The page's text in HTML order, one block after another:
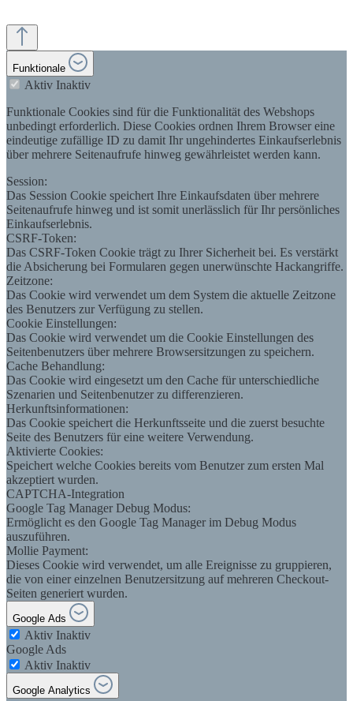
Funktionale
Aktiv Inaktiv
Funktionale Cookies sind für die Funktionalität des Webshops
unbedingt erforderlich. Diese Cookies ordnen Ihrem Browser eine
eindeutige zufällige ID zu damit Ihr ungehindertes Einkaufserlebnis
über mehrere Seitenaufrufe hinweg gewährleistet werden kann.
Session:
Das Session Cookie speichert Ihre Einkaufsdaten über mehrere
Seitenaufrufe hinweg und ist somit unerlässlich für Ihr persönliches
Einkaufserlebnis.
CSRF-Token:
Das CSRF-Token Cookie trägt zu Ihrer Sicherheit bei. Es verstärkt
die Absicherung bei Formularen gegen unerwünschte Hackangriffe.
Zeitzone:
Das Cookie wird verwendet um dem System die aktuelle Zeitzone
des Benutzers zur Verfügung zu stellen.
Cookie Einstellungen:
Das Cookie wird verwendet um die Cookie Einstellungen des
Seitenbenutzers über mehrere Browsersitzungen zu speichern.
Cache Behandlung:
Das Cookie wird eingesetzt um den Cache für unterschiedliche
Szenarien und Seitenbenutzer zu differenzieren.
Herkunftsinformationen:
Das Cookie speichert die Herkunftsseite und die zuerst besuchte
Seite des Benutzers für eine weitere Verwendung.
Aktivierte Cookies:
Speichert welche Cookies bereits vom Benutzer zum ersten Mal
akzeptiert wurden.
CAPTCHA-Integration
Google Tag Manager Debug Modus:
Ermöglicht es den Google Tag Manager im Debug Modus
auszuführen.
Mollie Payment:
Dieses Cookie wird verwendet, um alle Ereignisse zu gruppieren,
die von einer einzelnen Benutzersitzung auf mehreren Checkout-
Seiten generiert wurden.
Google Ads
Aktiv Inaktiv
Google Ads
Aktiv Inaktiv
Google Analytics